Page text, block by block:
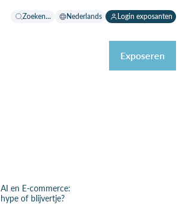
Zoeken... Nederlands Login exposanten
Exposeren
AI en E-commerce:
hype of blijvertje?